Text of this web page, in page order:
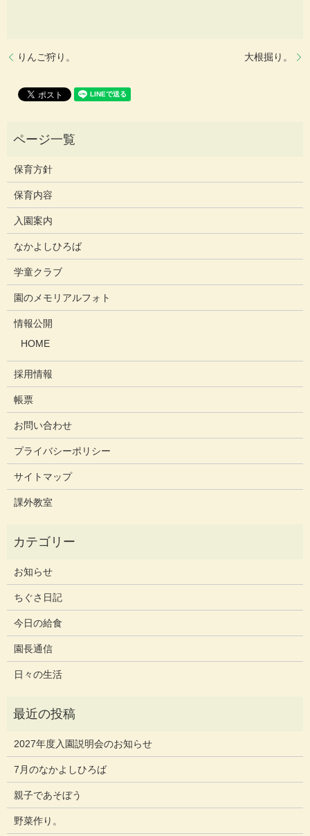
りんご狩り。 大根掘り。
保育方針
保育内容
入園案内
なかよしひろば
学童クラブ
園のメモリアルフォト
情報公開
HOME
採用情報
帳票
お問い合わせ
プライバシーポリシー
サイトマップ
課外教室
お知らせ
ちぐさ日記
今日の給食
園長通信
日々の生活
2027年度入園説明会のお知らせ
7月のなかよしひろば
親子であそぼう
野菜作り。